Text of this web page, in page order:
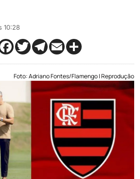
10:28
Foto: Adriano Fontes/Flamengo | Reprodução